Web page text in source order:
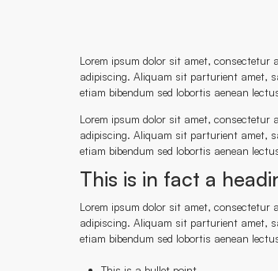
Lorem ipsum dolor sit amet,
adipiscing. Aliquam sit parturient amet,
etiam bibendum sed lobortis aenean
Lorem ipsum dolor sit amet,
adipiscing. Aliquam sit parturient amet,
etiam bibendum sed lobortis aenean
This is in fact a
Lorem ipsum dolor sit amet,
adipiscing. Aliquam sit parturient amet,
etiam bibendum sed lobortis aenean